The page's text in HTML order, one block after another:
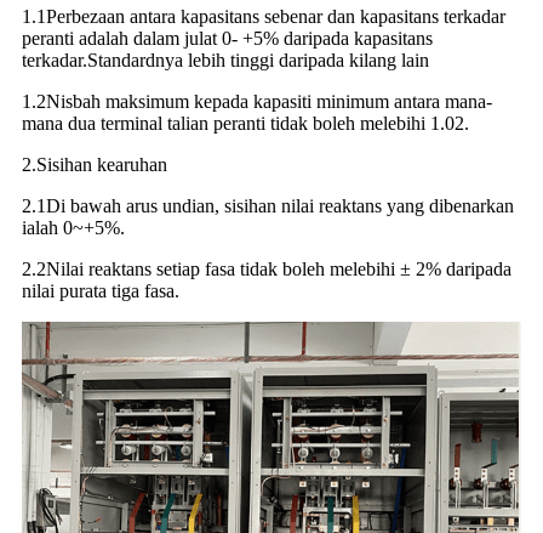
1.1Perbezaan antara kapasitans sebenar dan kapasitans terkadar
peranti adalah dalam julat 0- +5% daripada kapasitans
terkadar.Standardnya lebih tinggi daripada kilang lain
1.2Nisbah maksimum kepada kapasiti minimum antara mana-
mana dua terminal talian peranti tidak boleh melebihi 1.02.
2.Sisihan kearuhan
2.1Di bawah arus undian, sisihan nilai reaktans yang dibenarkan
ialah 0~+5%.
2.2Nilai reaktans setiap fasa tidak boleh melebihi ± 2% daripada
nilai purata tiga fasa.